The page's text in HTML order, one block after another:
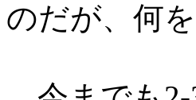
のだが、何